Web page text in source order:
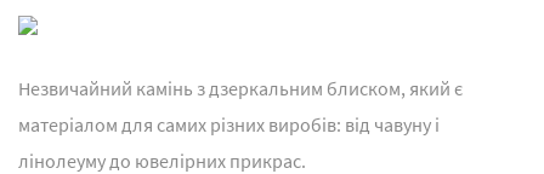
Незвичайний камінь з дзеркальним блиском, який є
матеріалом для самих різних виробів: від чавуну і
лінолеуму до ювелірних прикрас.